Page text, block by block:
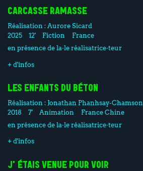
CARCASSE RAMASSE
Réalisation : Aurore Sicard
2025
12' Fiction
France
en présence de la·le réalisatrice·teur
+ d'infos
LES ENFANTS DU BÉTON
Réalisation : Jonathan Phanhsay-Chamson
2018
7' Animation
France Chine
en présence de la·le réalisatrice·teur
+ d'infos
J'ÉTAIS VENUE POUR VOIR